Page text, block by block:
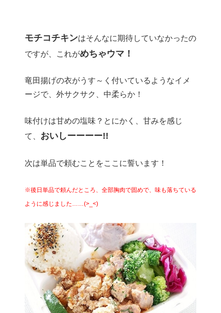
モチコチキンはそんなに期待していなかったの
ですが、これがめちゃウマ！
竜田揚げの衣がうす～く付いているようなイメ
ージで、外サクサク、中柔らか！
味付けは甘めの塩味？とにかく、甘みを感じ
て、 おいしーーーー!!
次は単品で頼むことをここに誓います！
※後日単品で頼んだところ、全部胸肉で固めで、味も落ちている
ように感じました……(>_<)